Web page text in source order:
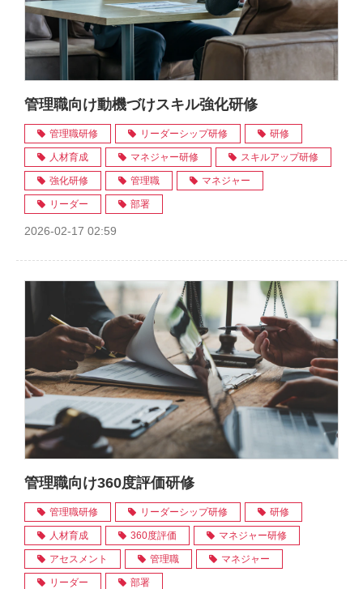
管理職向け動機づけスキル強化研修
管理職研修 リーダーシップ研修 研修
人材育成 マネジャー研修 スキルアップ研修
強化研修 管理職 マネジャー
リーダー 部署
2026-02-17 02:59
管理職向け360度評価研修
管理職研修 リーダーシップ研修 研修
人材育成 360度評価 マネジャー研修
アセスメント 管理職 マネジャー
リーダー 部署